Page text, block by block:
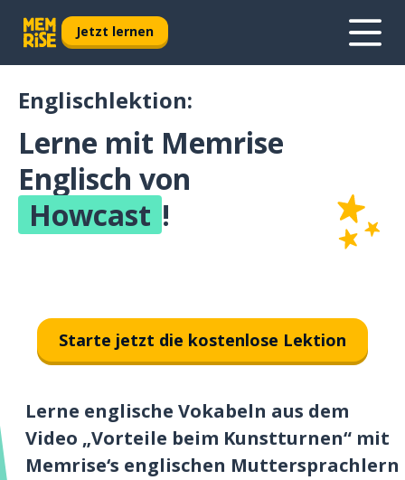
Jetzt lernen
Englischlektion:
Lerne mit Memrise
Englisch von
Howcast !
Starte jetzt die kostenlose Lektion
Lerne englische Vokabeln aus dem
Video „Vorteile beim Kunstturnen“ mit
Memrise‘s englischen Muttersprachlern